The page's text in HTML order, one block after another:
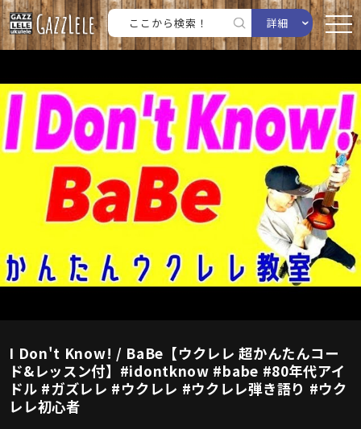
詳細
I Don't Know! / BaBe【ウクレレ 超かんたんコー
ド&レッスン付】#idontknow #babe #80年代アイ
ドル #ガズレレ #ウクレレ #ウクレレ弾き語り #ウク
レレ初心者